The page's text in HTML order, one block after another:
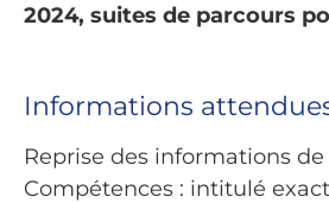
2024, suites de parcours
Informations
Reprise des informations
Compétences : intitulé